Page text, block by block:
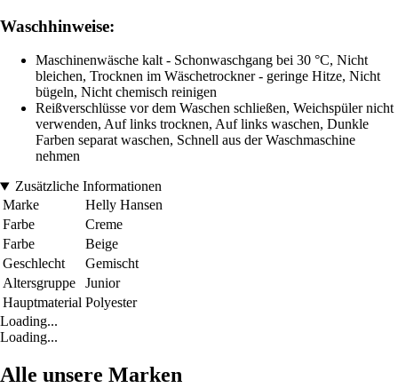
Waschhinweise:
Maschinenwäsche kalt - Schonwaschgang bei 30 °C, Nicht
bleichen, Trocknen im Wäschetrockner - geringe Hitze, Nicht
bügeln, Nicht chemisch reinigen
Reißverschlüsse vor dem Waschen schließen, Weichspüler nicht
verwenden, Auf links trocknen, Auf links waschen, Dunkle
Farben separat waschen, Schnell aus der Waschmaschine
nehmen
Zusätzliche Informationen
Marke
Helly Hansen
Farbe
Creme
Farbe
Beige
Geschlecht
Gemischt
Altersgruppe
Junior
Hauptmaterial Polyester
Loading...
Loading...
Alle unsere Marken